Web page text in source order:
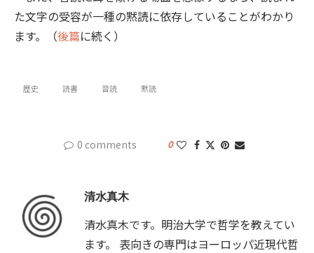
た文字の受容が一種の黙読に依存していることがわかり
ます。（後篇に続く）
歴史 読書 音読 黙読
0 comments 0
清水真木
清水真木です。明治大学で哲学を教えてい
ます。 表向きの専門はヨーロッパ近現代哲